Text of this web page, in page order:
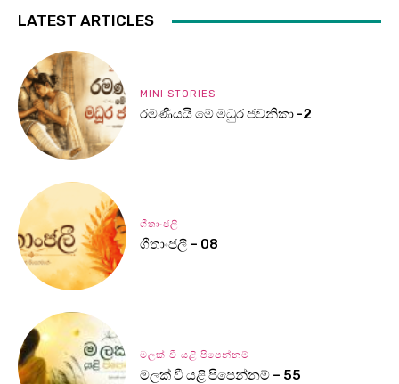
LATEST ARTICLES
MINI STORIES
රමණීයයි මේ මධුර ජවනිකා -2
ගීතාංජලී
ගීතාංජලී – 08
මලක් වී යළි පිපෙන්නම්
මලක් වී යළි පිපෙන්නම් – 55